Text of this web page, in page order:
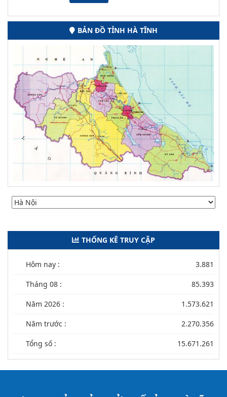
BẢN ĐỒ TỈNH HÀ TĨNH
THỐNG KÊ TRUY CẬP
Hôm nay : 3.881
Tháng 08 : 85.393
Năm 2026 : 1.573.621
Năm trước : 2.270.356
Tổng số : 15.671.261